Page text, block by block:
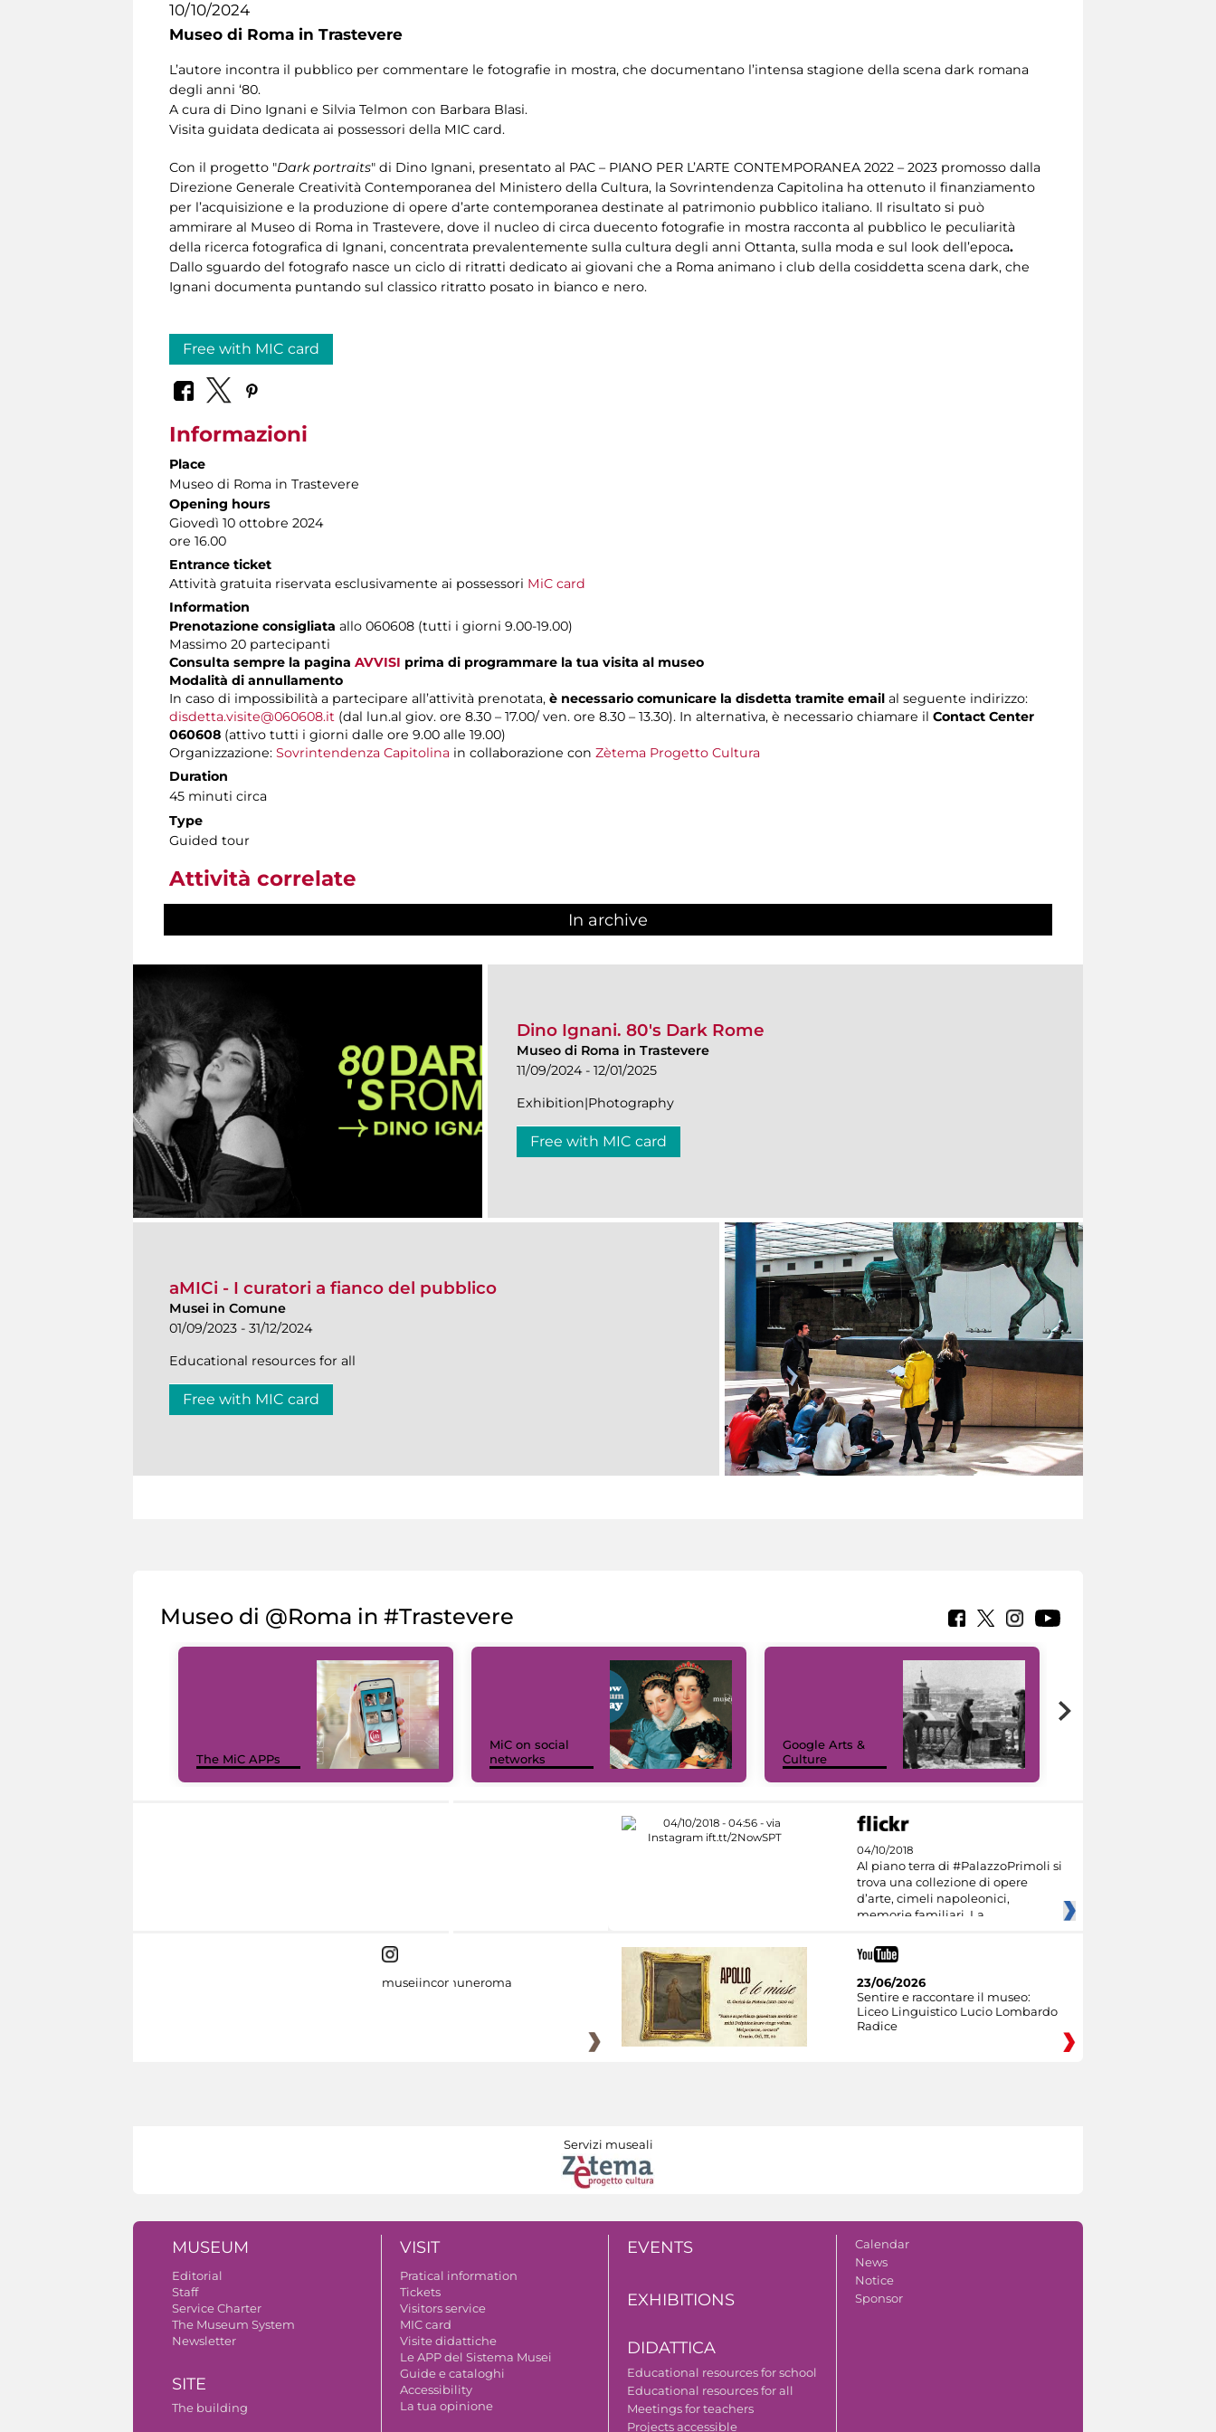
10/10/2024
Museo di Roma in Trastevere
L’autore incontra il pubblico per commentare le fotografie in mostra, che documentano l’intensa stagione della scena dark romana
degli anni ‘80.
A cura di Dino Ignani e Silvia Telmon con Barbara Blasi.
Visita guidata dedicata ai possessori della MIC card.
Con il progetto "Dark portraits" di Dino Ignani, presentato al PAC – PIANO PER L’ARTE CONTEMPORANEA 2022 – 2023 promosso dalla
Direzione Generale Creatività Contemporanea del Ministero della Cultura, la Sovrintendenza Capitolina ha ottenuto il finanziamento
per l’acquisizione e la produzione di opere d’arte contemporanea destinate al patrimonio pubblico italiano. Il risultato si può
ammirare al Museo di Roma in Trastevere, dove il nucleo di circa duecento fotografie in mostra racconta al pubblico le peculiarità
della ricerca fotografica di Ignani, concentrata prevalentemente sulla cultura degli anni Ottanta, sulla moda e sul look dell’epoca.
Dallo sguardo del fotografo nasce un ciclo di ritratti dedicato ai giovani che a Roma animano i club della cosiddetta scena dark, che
Ignani documenta puntando sul classico ritratto posato in bianco e nero.
Free with MIC card
Informazioni
Place
Museo di Roma in Trastevere
Opening hours
Giovedì 10 ottobre 2024
ore 16.00
Entrance ticket
Attività gratuita riservata esclusivamente ai possessori MiC card
Information
Prenotazione consigliata allo 060608 (tutti i giorni 9.00-19.00)
Massimo 20 partecipanti
Consulta sempre la pagina AVVISI prima di programmare la tua visita al museo
Modalità di annullamento
In caso di impossibilità a partecipare all’attività prenotata, è necessario comunicare la disdetta tramite email al seguente indirizzo:
disdetta.visite@060608.it (dal lun.al giov. ore 8.30 – 17.00/ ven. ore 8.30 – 13.30). In alternativa, è necessario chiamare il Contact Center
060608 (attivo tutti i giorni dalle ore 9.00 alle 19.00)
Organizzazione: Sovrintendenza Capitolina in collaborazione con Zètema Progetto Cultura
Duration
45 minuti circa
Type
Guided tour
Attività correlate
In archive
Dino Ignani. 80's Dark Rome
Museo di Roma in Trastevere
11/09/2024 - 12/01/2025
Exhibition|Photography
Free with MIC card
aMICi - I curatori a fianco del pubblico
Musei in Comune
01/09/2023 - 31/12/2024
Educational resources for all
Free with MIC card
Museo di @Roma in #Trastevere
The MiC APPs
MiC on social
networks
Google Arts &
Culture
04/10/2018
Al piano terra di #PalazzoPrimoli si
trova una collezione di opere
d’arte, cimeli napoleonici,
memorie familiari. La
museiincomuneroma
23/06/2026
Sentire e raccontare il museo:
Liceo Linguistico Lucio Lombardo
Radice
Servizi museali
MUSEUM
Editorial
Staff
Service Charter
The Museum System
Newsletter
SITE
The building
VISIT
Pratical information
Tickets
Visitors service
MIC card
Visite didattiche
Le APP del Sistema Musei
Guide e cataloghi
Accessibility
La tua opinione
EVENTS
EXHIBITIONS
DIDATTICA
Educational resources for school
Educational resources for all
Meetings for teachers
Projects accessible
Calendar
News
Notice
Sponsor